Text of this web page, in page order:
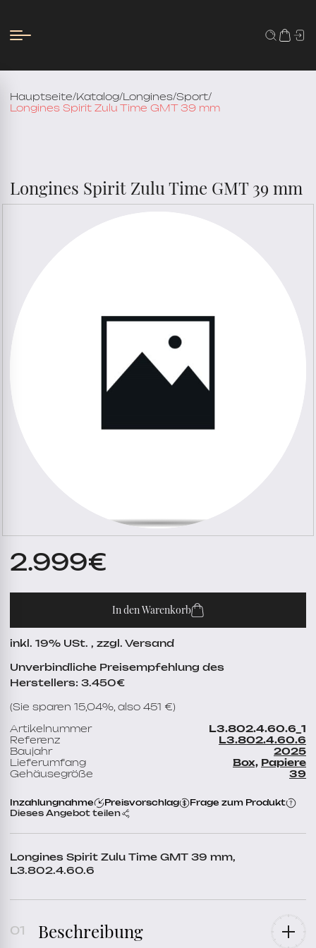
Hauptseite/ Katalog/ Longines/Sport/
Longines Spirit Zulu Time GMT 39 mm
Longines Spirit Zulu Time GMT 39 mm
Longines Spirit Zulu Time GMT 39 mm,
L3.802.4.60.6
2.999€
In den Warenkorb
inkl. 19% USt. , zzgl. Versand
Unverbindliche Preisempfehlung des
Herstellers: 3.450€
(Sie sparen 15,04%, also 451 €)
Artikelnummer
L3.802.4.60.6_1
Referenz
L3.802.4.60.6
Baujahr
2025
Lieferumfang
Box, Papiere
Gehäusegröße
39
Inzahlungnahme Preisvorschlag
Frage zum Produkt
Dieses Angebot teilen
Beschreibung